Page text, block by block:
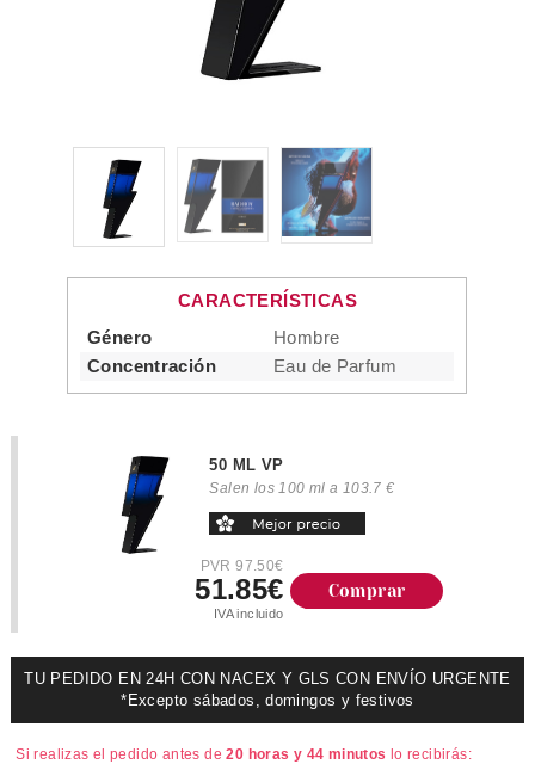
CARACTERÍSTICAS
Género
Hombre
Concentración
Eau de Parfum
50 ML VP
Salen los 100 ml a 103.7 €
PVR 97.50€
51.85€
IVA incluido
Comprar
TU PEDIDO EN 24H CON NACEX Y GLS CON ENVÍO URGENTE
*Excepto sábados, domingos y festivos
Si realizas el pedido antes de20 horas y 44 minutos lo recibirás: